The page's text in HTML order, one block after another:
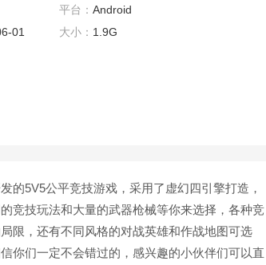
平台： Android
01
大小： 1.9G
的5V5公平竞技游戏，采用了虚幻四引擎打造，
竞技玩法和大量的武器枪械等你来选择，各种竞
限，还有不同风格的对战英雄和作战地图可选
你们一定不会错过的，感兴趣的小伙伴们可以直